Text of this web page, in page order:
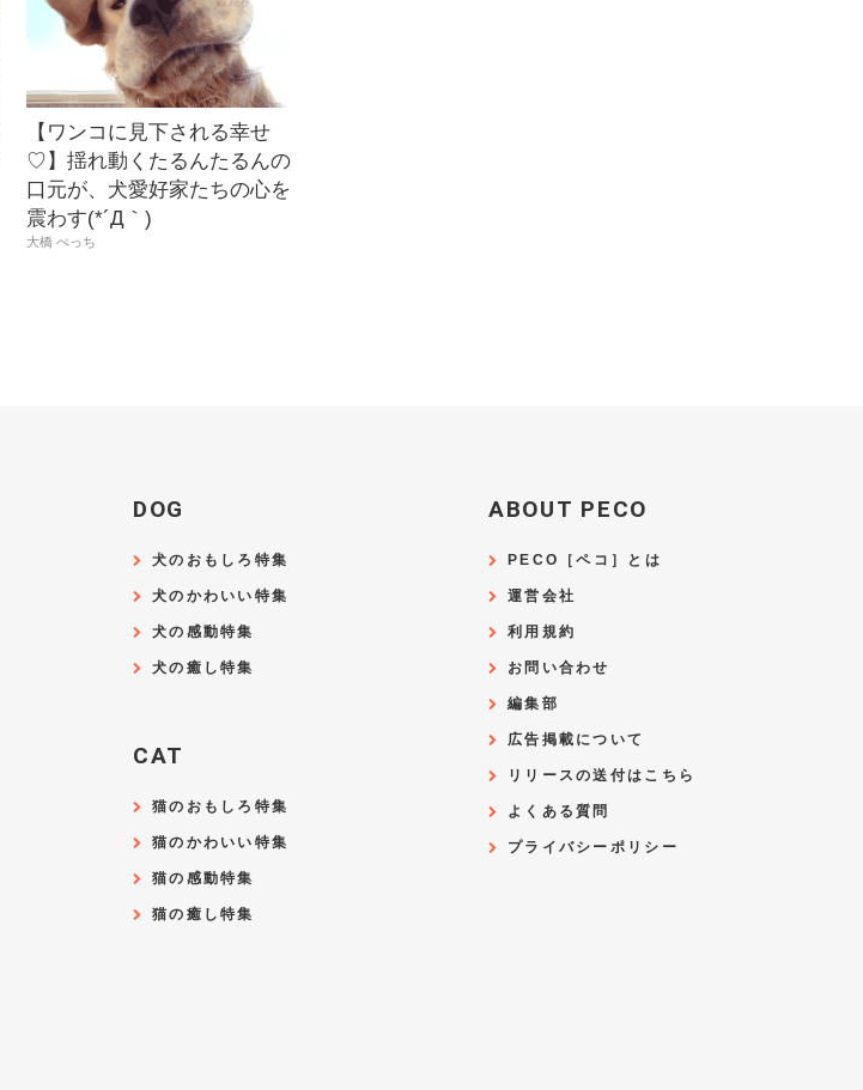
【ワンコに見下される幸せ
♡】揺れ動くたるんたるんの
口元が、犬愛好家たちの心を
震わす(*´Д｀)
大橋 ぺっち
DOG
犬のおもしろ特集
犬のかわいい特集
犬の感動特集
犬の癒し特集
CAT
猫のおもしろ特集
猫のかわいい特集
猫の感動特集
猫の癒し特集
ABOUT PECO
PECO［ペコ］とは
運営会社
利用規約
お問い合わせ
編集部
広告掲載について
リリースの送付はこちら
よくある質問
プライバシーポリシー